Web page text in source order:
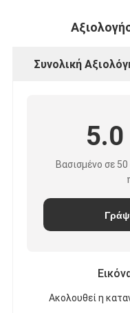
Συνολική
5.0
Βασισμένο σε 50
Ακολουθεί η